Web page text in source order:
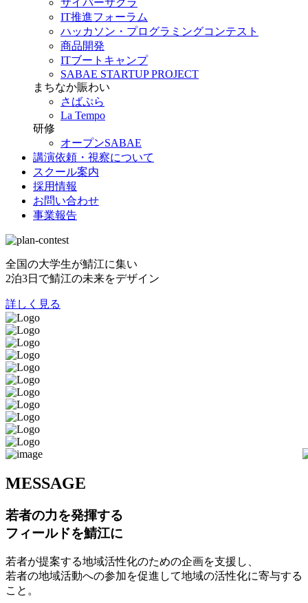
IT推進フォーラム
ハッカソン・プログラミングコンテスト
商品開発
ITブートキャンプ
SABAE STARTUP PROJECT
まちなか賑わい
さばぷら
La Tempo
研修
オープンSABAE
講演依頼・視察について
スクール案内
採用情報
お問い合わせ
事業報告
全国の大学生が鯖江に集い
2泊3日で鯖江の未来をデザイン
詳しく見る
MESSAGE
若者の力を発揮する
フィールドを鯖江に
若者が提案する地域活性化のための企画を支援し、
若者の地域活動への参加を促進して地域の活性化に寄与する
こと。